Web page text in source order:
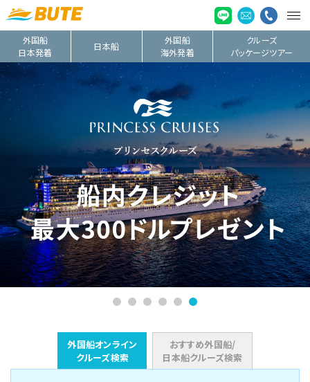
外国船
日本発着
日本船
外国船
海外発着
クルーズ
パッケージツアー
外国船オンライン
クルーズ検索
おすすめ外国船/
日本船クルーズ検索